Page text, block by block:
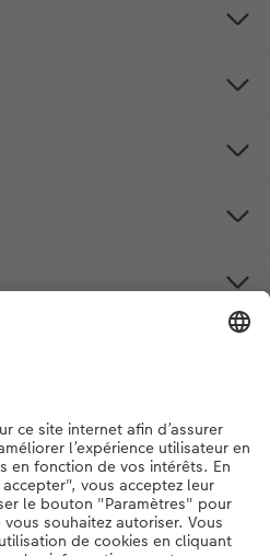
nos produits ou votre commande,
lundi au dimanche, de 9h00 à 20h00
téléphone043 5500 295• 7j/7 • de 9h à
20h